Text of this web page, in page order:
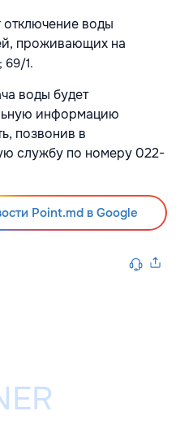
воды
проживающих на
69/1.
воды будет
информацию
позвонив в
службу по номеру 022-
Point.md в Google